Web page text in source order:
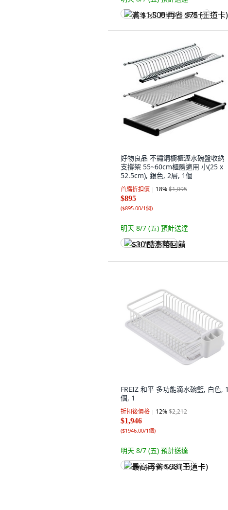
满 $1,500 再省 $75 (王道卡)
好物良品 不鏽鋼櫥櫃瀝水碗盤收納
支撐架 55~60cm櫃體適用 小(25 x
52.5cm), 銀色, 2層, 1個
首購折扣價 18%$1,095
$895
($895.00/1個)
明天 8/7 (五) 預計送達
$30 酷澎幣回饋
FREIZ 和平 多功能滴水碗籃, 白色, 1
個, 1
折扣後價格 12%$2,212
$1,946
($1946.00/1個)
明天 8/7 (五) 預計送達
最高再省 $98 (王道卡)